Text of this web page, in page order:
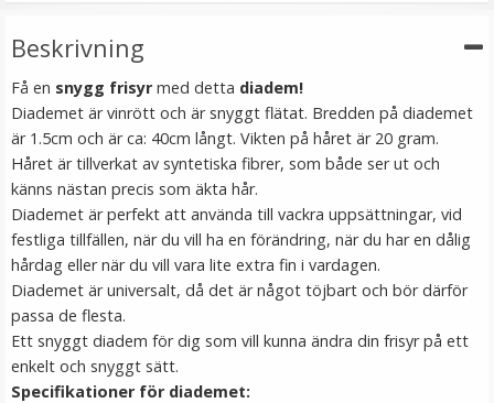
★★★★★
19 kr
59 kr
LÄGG I VARUKORG
Beskrivning
Få en snygg frisyr med detta diadem!
Diademet är vinrött och är snyggt flätat. Bredden på diademet
är 1.5cm och är ca: 40cm långt. Vikten på håret är 20 gram.
Håret är tillverkat av syntetiska fibrer, som både ser ut och
känns nästan precis som äkta hår.
Diademet är perfekt att använda till vackra uppsättningar, vid
festliga tillfällen, när du vill ha en förändring, när du har en dålig
hårdag eller när du vill vara lite extra fin i vardagen.
Diademet är universalt, då det är något töjbart och bör därför
passa de flesta.
Ett snyggt diadem för dig som vill kunna ändra din frisyr på ett
enkelt och snyggt sätt.
Specifikationer för diademet: